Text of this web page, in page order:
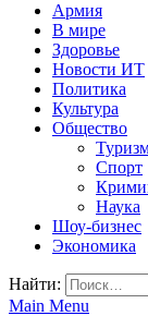
Армия
В мире
Здоровье
Новости ИТ
Политика
Культура
Общество
Спорт
Наука
Шоу-бизнес
Экономика
Найти:
Main Menu